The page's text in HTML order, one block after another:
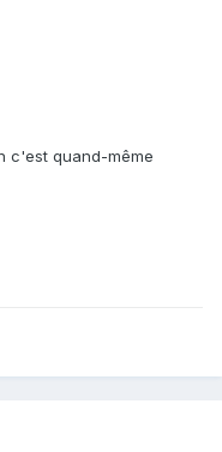
c'est quand-même